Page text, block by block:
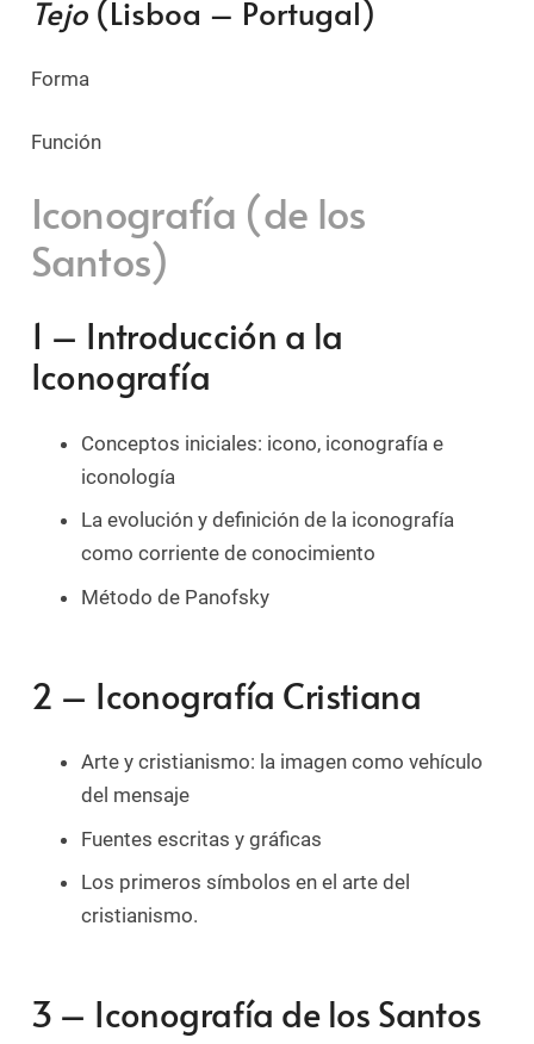
Tejo(Lisboa – Portugal)
Forma
Función
Iconografía (de los
Santos)
1 – Introducción a la
Iconografía
Conceptos iniciales: icono, iconografía e
iconología
La evolución y definición de la iconografía
como corriente de conocimiento
Método de Panofsky
2 – Iconografía Cristiana
Arte y cristianismo: la imagen como vehículo
del mensaje
Fuentes escritas y gráficas
Los primeros símbolos en el arte del
cristianismo.
3 – Iconografía de los Santos